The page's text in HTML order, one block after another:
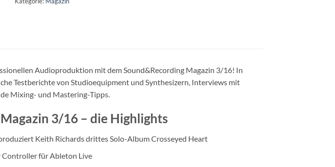
Audioproduktion mit dem Sound&Recording Magazin 3/16! In
Testberichte von Studioequipment und Synthesizern, Interviews mit
Mixing- und Mastering-Tipps.
3/16 – die Highlights
Keith Richards drittes Solo-Album Crosseyed Heart
Controller für Ableton Live